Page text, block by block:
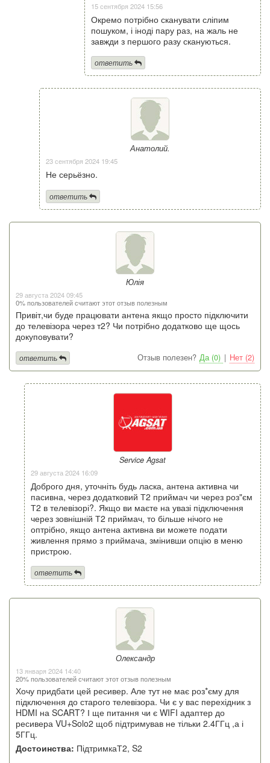
15 сентября 2024 15:56
Окремо потрібно сканувати сліпим
пошуком, і іноді пару раз, на жаль не
завжди з першого разу скануються.
ответить
Анатолий.
23 сентября 2024 19:45
Не серьёзно.
ответить
Юлія
29 августа 2024 09:45
0% пользователей считают этот отзыв полезным
Привіт,чи буде працювати антена якщо просто підключити
до телевізора через т2? Чи потрібно додатково ще щось
докуповувати?
Отзыв полезен? Да (0) | Нет (2)
ответить
Service Agsat
29 августа 2024 16:09
Доброго дня, уточніть будь ласка, антена активна чи
пасивна, через додатковий Т2 приймач чи через роз"єм
Т2 в телевізорі?. Якщо ви маєте на увазі підключення
через зовнішній Т2 приймач, то більше нічого не
оптрібно, якщо антена активна ви можете подати
живлення прямо з приймача, змінивши опцію в меню
пристрою.
ответить
Олександр
13 января 2024 14:40
20% пользователей считают этот отзыв полезным
Хочу придбати цей ресивер. Але тут не має роз*єму для
підключення до старого телевізора. Чи є у вас перехідник з
HDMI на SCART? І ще питання чи є WIFI адаптер до
ресивера VU+Solo2 щоб підтримував не тільки 2.4ГГц ,а і
5ГГц.
Достоинства: ПідтримкаТ2, S2